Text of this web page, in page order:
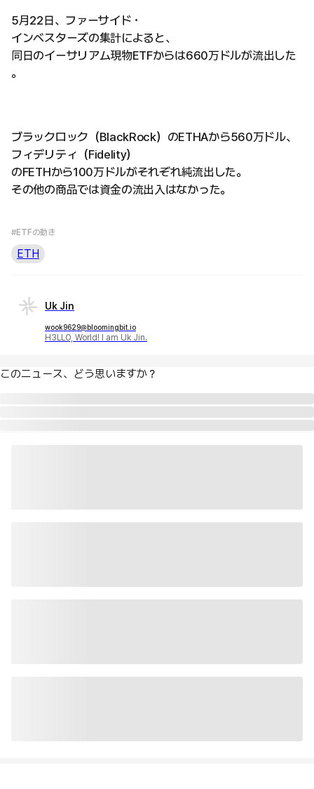
5月22日、ファーサイド・
インベスターズの集計によると、
同日のイーサリアム現物ETFからは660万ドルが流出した
。
ブラックロック（BlackRock）のETHAから560万ドル、
フィデリティ（Fidelity）
のFETHから100万ドルがそれぞれ純流出した。
その他の商品では資金の流出入はなかった。
#ETFの動き
ETH
Uk Jin
wook9629@bloomingbit.io
H3LLO, World! I am Uk Jin.
このニュース、どう思いますか？